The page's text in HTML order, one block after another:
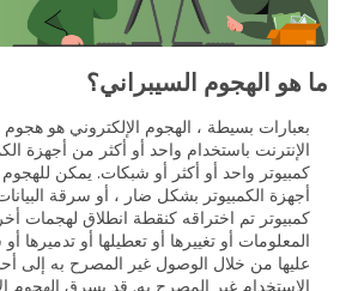
ما هو الهجوم السيبراني؟
بعبارات بسيطة ، الهجوم الإلكتروني هو
الإنترنت باستخدام واحد أو أكثر من أجهزة
كمبيوتر واحد أو أكثر أو شبكات. يمكن للهجوم
أجهزة الكمبيوتر بشكل ضار ، أو سرقة
كمبيوتر تم اختراقه كنقطة انطلاق
المعلومات أو تغييرها أو تعطيلها أو تدميرها
عليها من خلال الوصول غير المصرح به إلى
الاستخدام غير المصرح به. قد يسرق الهجوم